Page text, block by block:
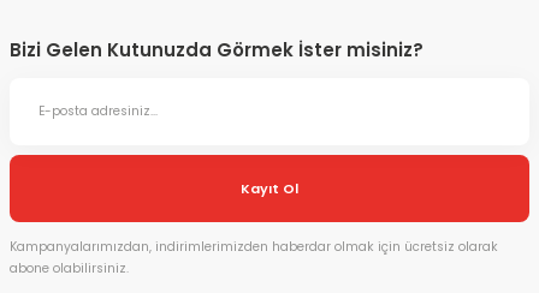
Bizi Gelen Kutunuzda Görmek İster misiniz?
Kayıt Ol
Kampanyalarımızdan, indirimlerimizden haberdar olmak için ücretsiz olarak
abone olabilirsiniz.